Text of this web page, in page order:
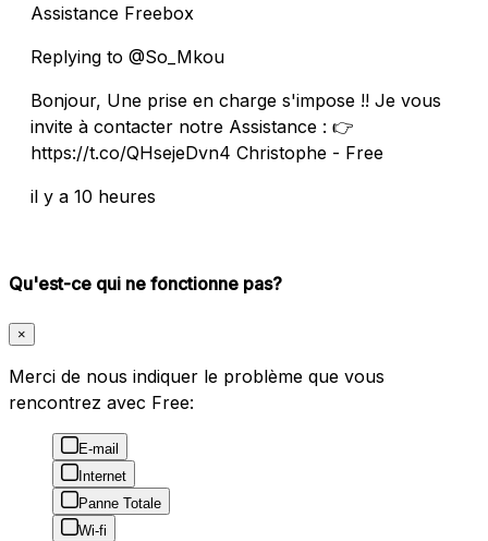
Assistance Freebox
Replying to @So_Mkou
Bonjour, Une prise en charge s'impose !! Je vous
invite à contacter notre Assistance : 👉
https://t.co/QHsejeDvn4 Christophe - Free
il y a 10 heures
Qu'est-ce qui ne fonctionne pas?
×
Merci de nous indiquer le problème que vous
rencontrez avec Free:
E-mail
Internet
Panne Totale
Wi-fi